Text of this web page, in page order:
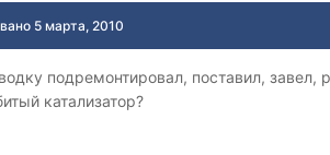
5 марта, 2010
подремонтировал, поставил, завел,
катализатор?